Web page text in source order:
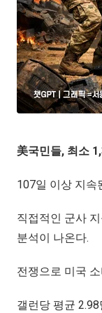
美국민들, 최소
107일 이상 지속
직접적인 군사
분석이 나온다.
전쟁으로 미국
갤런당 평균